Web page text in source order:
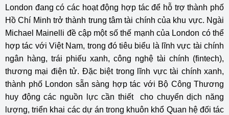
London đang có các hoạt động hợp tác để hỗ trợ thành phố
Hồ Chí Minh trở thành trung tâm tài chính của khu vực. Ngài
Michael Mainelli đề cập một số thế mạnh của London có thể
hợp tác với Việt Nam, trong đó tiêu biểu là lĩnh vực tài chính
ngân hàng, trái phiếu xanh, công nghệ tài chính (fintech),
thương mại điện tử. Đặc biệt trong lĩnh vực tài chính xanh,
thành phố London sẵn sàng hợp tác với Bộ Công Thương
huy động các nguồn lực cần thiết cho chuyển dịch năng
lượng, triển khai các dự án trong khuôn khổ Quan hệ đối tác